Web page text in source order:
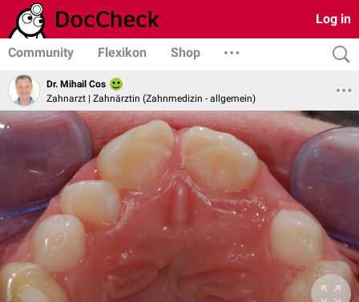
Log in
Community Flexikon Shop
Dr. Mihail Cos
Zahnarzt | Zahnärztin (Zahnmedizin - allgemein)